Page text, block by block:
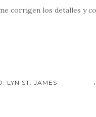
corrigen los detalles y
LYN ST. JAMES